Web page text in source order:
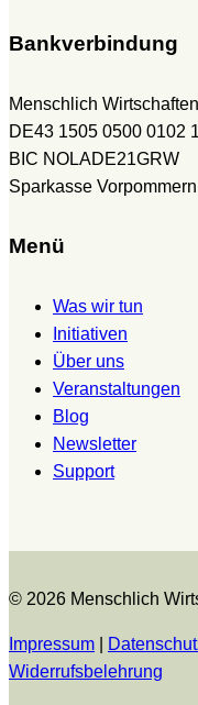
Bankverbindung
Menschlich Wirtschaften
DE43 1505 0500 0102
BIC NOLADE21GRW
Sparkasse Vorpommern
Menü
Was wir tun
Initiativen
Über uns
Veranstaltungen
Blog
Newsletter
Support
© 2026 Menschlich
Impressum
Widerrufsbelehrung